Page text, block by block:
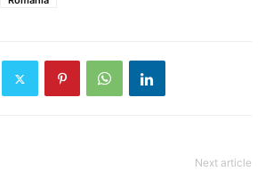
Next article